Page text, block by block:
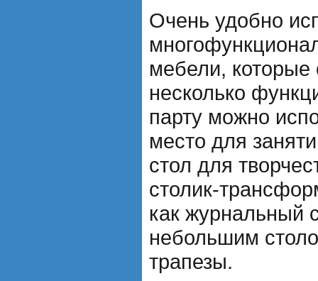
Очень удобно
мебели, которые
несколько
парту можно
место для
стол для
столик-
как журнальный
небольшим
трапезы.